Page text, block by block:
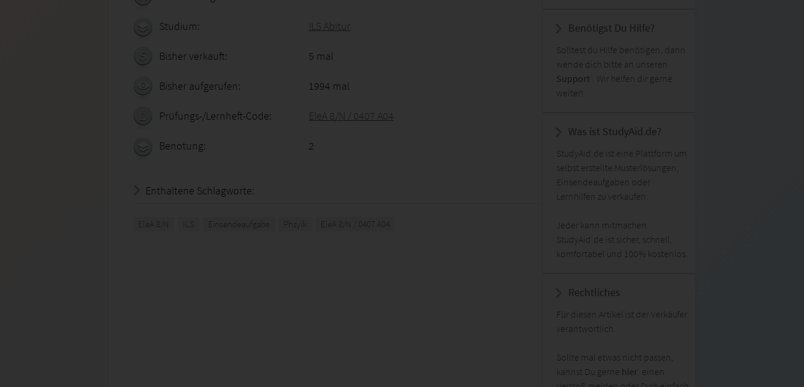
Studium: ILS Abitur
Bisher verkauft: 5 mal
Bisher aufgerufen: 1994 mal
Prüfungs-/Lernheft-Code: EleA 8/N / 0407 A04
Benotung: 2
Enthaltene Schlagworte:
EleA 8/N ILS Einsendeaufgabe Phsyik EleA 8/N / 0407 A04
Benötigst Du Hilfe?
Solltest du Hilfe benötigen, dann
wende dich bitte an unseren
Support . Wir helfen dir gerne
weiter!
Was ist StudyAid.de?
StudyAid.de ist eine Plattform um
selbst erstellte Musterlösungen,
Einsendeaufgaben oder
Lernhilfen zu verkaufen.
Jeder kann mitmachen.
StudyAid.de ist sicher, schnell,
komfortabel und 100% kostenlos.
Rechtliches
Für diesen Artikel ist der Verkäufer
verantwortlich.
Sollte mal etwas nicht passen,
kannst Du gerne hier einen